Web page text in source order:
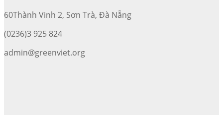
60Thành Vinh 2, Sơn Trà, Đà Nẵng
(0236)3 925 824
admin@greenviet.org